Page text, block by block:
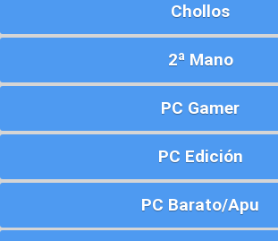
Chollos
2ª Mano
PC Gamer
PC Edición
PC Barato/Apu